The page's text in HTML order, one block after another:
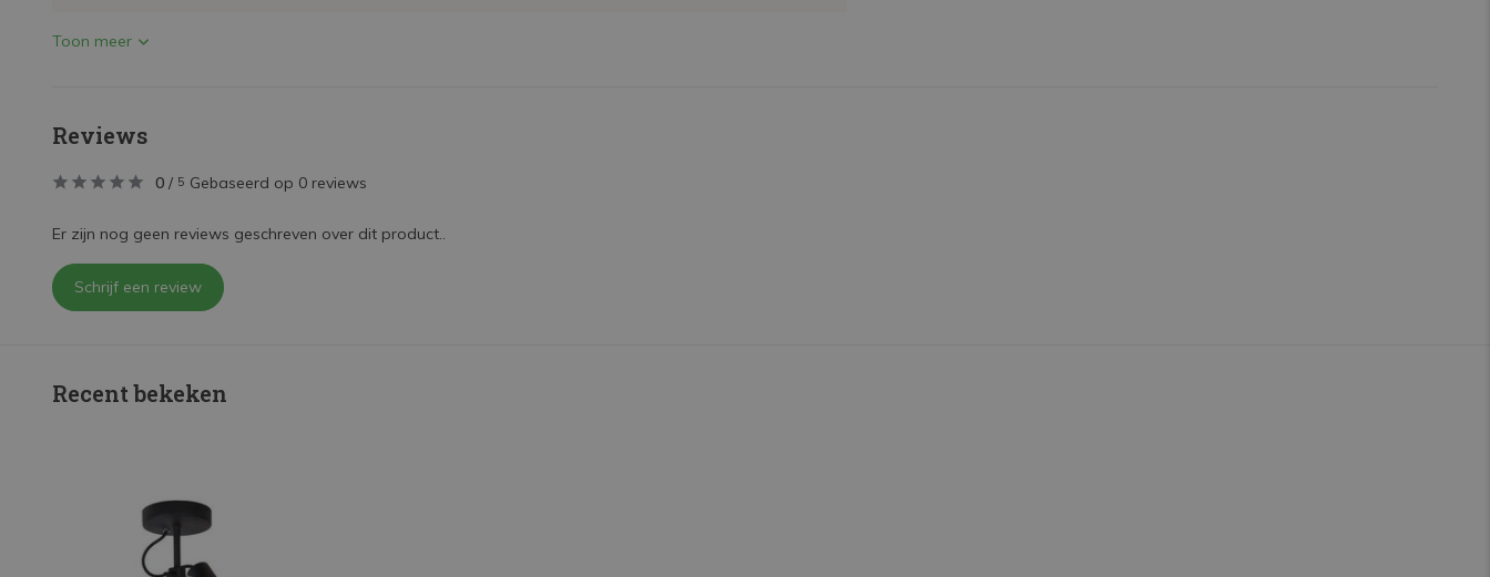
Toon meer
Reviews
0 / 5 Gebaseerd op 0 reviews
Er zijn nog geen reviews geschreven over dit product..
Schrijf een review
Recent bekeken